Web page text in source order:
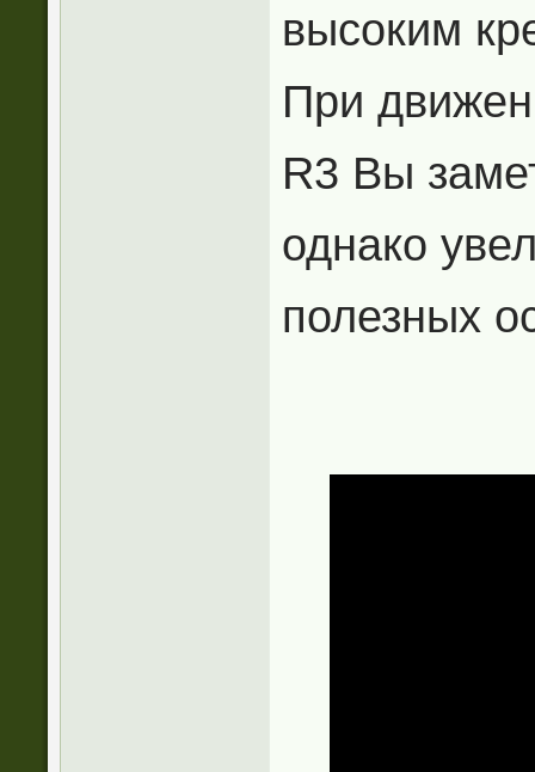
высоким
При
R3 Вы
однако
полезных